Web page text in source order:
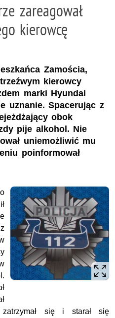
zareagował
kierowcę
Zamościa,
kierowcy
marki Hyundai
uznanie. Spacerując z
obok
pije alkohol. Nie
uniemożliwić mu
poinformował
się i starał się